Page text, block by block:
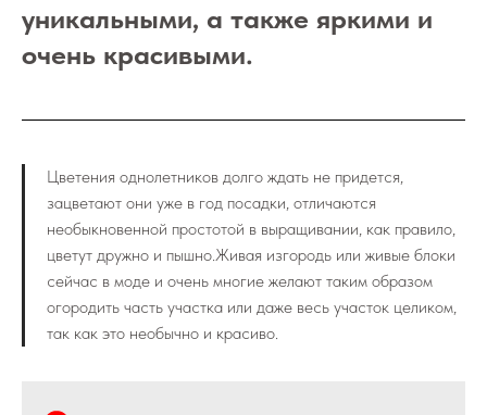
уникальными, а также яркими и
очень красивыми.
Цветения однолетников долго ждать не придется,
зацветают они уже в год посадки, отличаются
необыкновенной простотой в выращивании, как правило,
цветут дружно и пышно.Живая изгородь или живые блоки
сейчас в моде и очень многие желают таким образом
огородить часть участка или даже весь участок целиком,
так как это необычно и красиво.